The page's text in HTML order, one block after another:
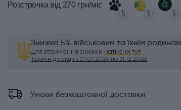
Розстрочка від 270 грн/міс
5 5 5
Знижка 5% військовим та їхнім родинам
Для отримання знижки натисни тут
Термін дії акції з 01.01.2026 по 31.12.2026
Умови безкоштовної доставки